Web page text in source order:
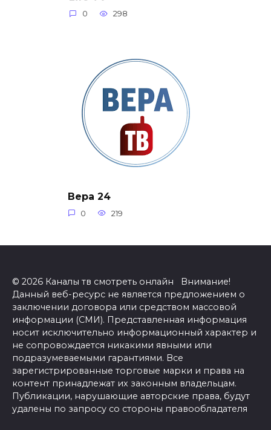
0 298
Вера 24
0 219
© 2026 Каналы тв смотреть онлайн Внимание!
Данный веб-ресурс не является предложением о
заключении договора или средством массовой
информации (СМИ). Представленная информация
носит исключительно информационный характер и
не сопровождается никакими явными или
подразумеваемыми гарантиями. Все
зарегистрированные торговые марки и права на
контент принадлежат их законным владельцам.
Публикации, нарушающие авторские права, будут
удалены по запросу со стороны правообладателя